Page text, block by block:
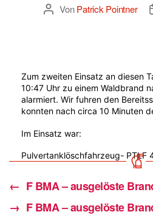
Beitragsautor
VonPatrick Pointner
Zum zweiten Einsatz an diesen
10:47 Uhr zu einem Waldbrand
alarmiert. Wir fuhren den
konnten nach circa 10 Minuten
Im Einsatz war:
Pulvertanklöschfahrzeug- PTLF
← F BMA – ausgelöste
→ F BMA – ausgelöste